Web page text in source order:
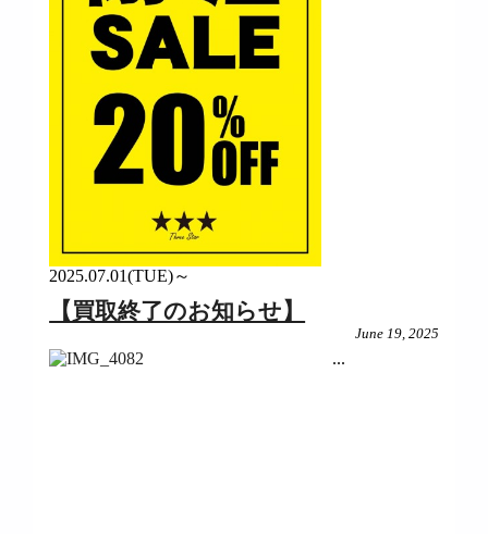
2025.07.01(TUE)～
【買取終了のお知らせ】
June 19, 2025
...